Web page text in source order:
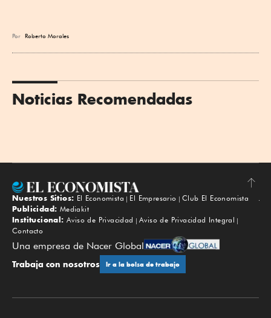
Por Roberto Morales
Noticias Recomendadas
Subir
Nuestros Sitios: El Economista El Empresario
Club El Economista
Publicidad: Mediakit
Institucional: Aviso de Privacidad
Aviso de Privacidad Integral
Contacto
Una empresa de Nacer Global
Trabaja con nosotros Ir a la bolsa de trabajo